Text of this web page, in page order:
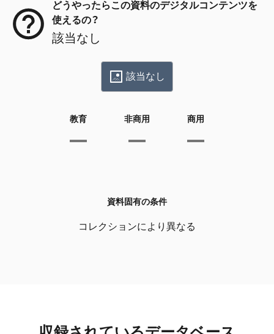
どうやったらこの資料のデジタルコンテンツを
使えるの？
該当なし
該当なし
教育 非商用 商用
資料固有の条件
コレクションにより異なる